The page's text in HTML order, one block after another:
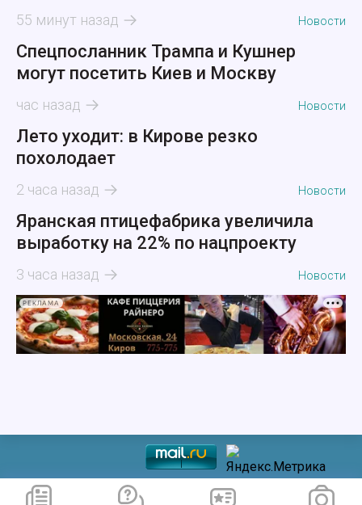
55 минут назад Новости
Спецпосланник Трампа и Кушнер
могут посетить Киев и Москву
час назад Новости
Лето уходит: в Кирове резко
похолодает
2 часа назад Новости
Яранская птицефабрика увеличила
выработку на 22% по нацпроекту
3 часа назад Новости
РЕКЛАМА